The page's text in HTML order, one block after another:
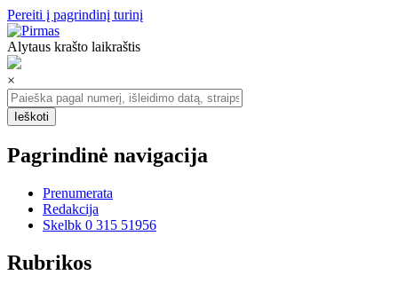
Pereiti į pagrindinį turinį
Alytaus krašto laikraštis
×
Pagrindinė navigacija
Prenumerata
Redakcija
Skelbk 0 315 51956
Rubrikos